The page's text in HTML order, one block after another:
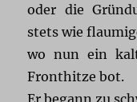
oder die
stets wie
wo nun ein
Fronthitze bot.
Er begann zu